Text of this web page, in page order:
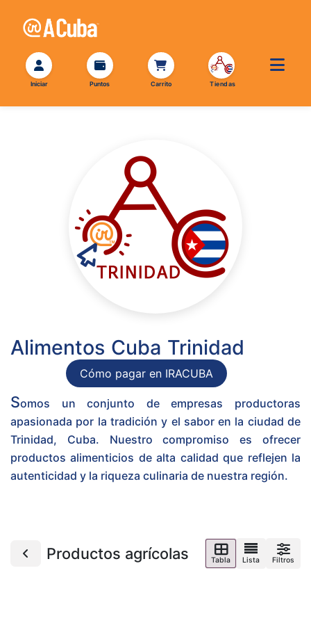
Alimentos Cuba Trinidad
Cómo pagar en IRACUBA
Somos un conjunto de empresas productoras
apasionada por la tradición y el sabor en la ciudad de
Trinidad, Cuba. Nuestro compromiso es ofrecer
productos alimenticios de alta calidad que reflejen la
autenticidad y la riqueza culinaria de nuestra región.
Productos agrícolas Tabla Lista Filtros